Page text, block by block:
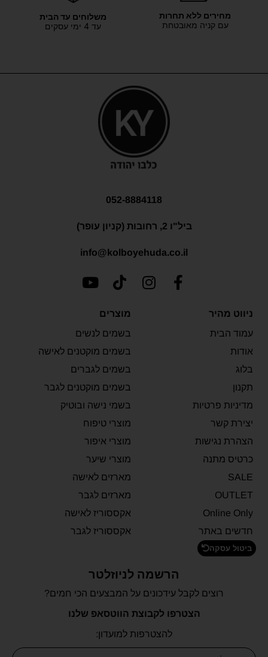
מחירים ללא תחרות
עם קניה מאובטחת
משלוחים עד הבית
עד 4 ימי עסקים
052-8884118
ביל"ו 2, רחובות (קניון עופר)
info@kolboyehuda.co.il
ניווט מהיר
עמוד הבית
אודות
בלוג
תקנון
מדיניות פרטיות
יצירת קשר
הצהרת נגישות
כרטיס מתנה
SALE
OUTLET
Online Only
חדשים באתר
ביטול עסקה
מוצרים
בשמים לנשים
בשמים מוקטנים לאישה
בשמים לגברים
בשמים מוקטנים לגבר
בשמי נישה ובוטיק
מוצרי טיפוח
מוצרי איפור
מוצרי שיער
מארזים לאישה
מארזים לגבר
אקססוריז לאישה
אקססוריז לגבר
הרשמה לניוזלטר
רוצים לקבל עידכונים על המבצעים הכי חמים?
הצטרפו לקבוצת הווטסאפ שלנו
להצטרפות למועדון: